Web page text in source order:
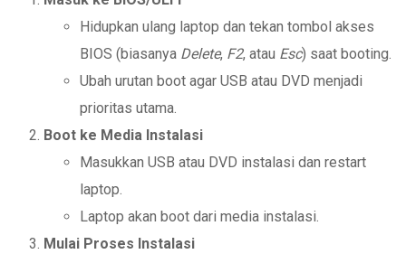
Hidupkan ulang laptop dan tekan tombol akses
BIOS (biasanya Delete, F2, atau Esc) saat booting.
Ubah urutan boot agar USB atau DVD menjadi
prioritas utama.
Boot ke Media Instalasi
Masukkan USB atau DVD instalasi dan restart
laptop.
Laptop akan boot dari media instalasi.
Mulai Proses Instalasi